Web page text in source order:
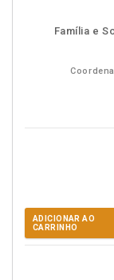
Família e
ADICIONAR AO
CARRINHO